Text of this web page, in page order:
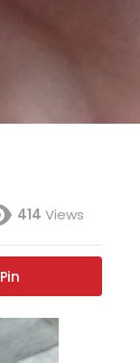
414 Views
Pin